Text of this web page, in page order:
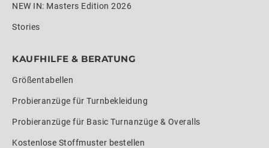
NEW IN: Masters Edition 2026
Stories
KAUFHILFE & BERATUNG
Größentabellen
Probieranzüge für Turnbekleidung
Probieranzüge für Basic Turnanzüge & Overalls
Kostenlose Stoffmuster bestellen